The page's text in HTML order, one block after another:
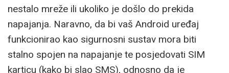
nestalo mreže ili ukoliko je došlo do prekida
napajanja. Naravno, da bi vaš Android uređaj
funkcionirao kao sigurnosni sustav mora biti
stalno spojen na napajanje te posjedovati SIM
karticu (kako bi slao SMS), odnosno da je